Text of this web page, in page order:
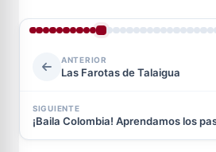
ANTERIOR
Las Farotas de Talaigua
SIGUIENTE
¡Baila Colombia! Aprendamos los